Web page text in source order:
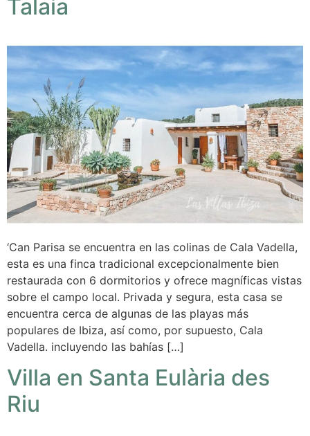
Talaia
‘Can Parisa se encuentra en las colinas de Cala Vadella,
esta es una finca tradicional excepcionalmente bien
restaurada con 6 dormitorios y ofrece magníficas vistas
sobre el campo local. Privada y segura, esta casa se
encuentra cerca de algunas de las playas más
populares de Ibiza, así como, por supuesto, Cala
Vadella. incluyendo las bahías […]
Villa en Santa Eulària des
Riu